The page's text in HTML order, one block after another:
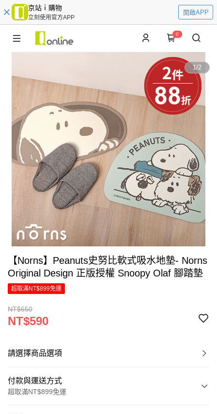
京站ｉ購物
立刻使用官方APP
開啟APP
0
1/2
【Norns】Peanuts史努比軟式吸水地墊- Norns
Original Design 正版授權 Snoopy Olaf 腳踏墊
超取滿NT$899免運
NT$650
NT$590
請選擇商品選項
付款與運送方式
超取滿NT$899免運